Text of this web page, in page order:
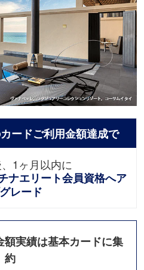
ードご利⽤⾦額達成で
1ヶ月以内に
エリート会員資格へア
レード
実績は基本カードに集
約